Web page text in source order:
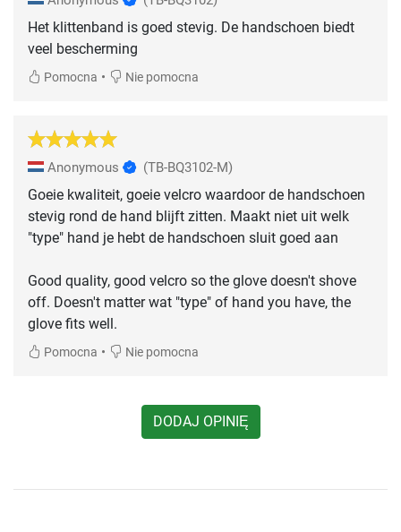
Het klittenband is goed stevig. De handschoen biedt
veel bescherming
Pomocna • Nie pomocna
Anonymous (TB-BQ3102-M)
Goeie kwaliteit, goeie velcro waardoor de handschoen
stevig rond de hand blijft zitten. Maakt niet uit welk
"type" hand je hebt de handschoen sluit goed aan
Good quality, good velcro so the glove doesn't shove
off. Doesn't matter wat "type" of hand you have, the
glove fits well.
Pomocna • Nie pomocna
DODAJ OPINIĘ